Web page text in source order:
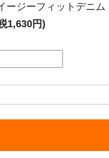
ージーフィットデニ
1,630円)